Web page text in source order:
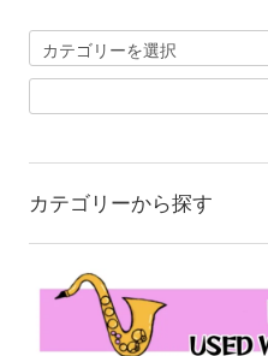
カテゴリーから探す